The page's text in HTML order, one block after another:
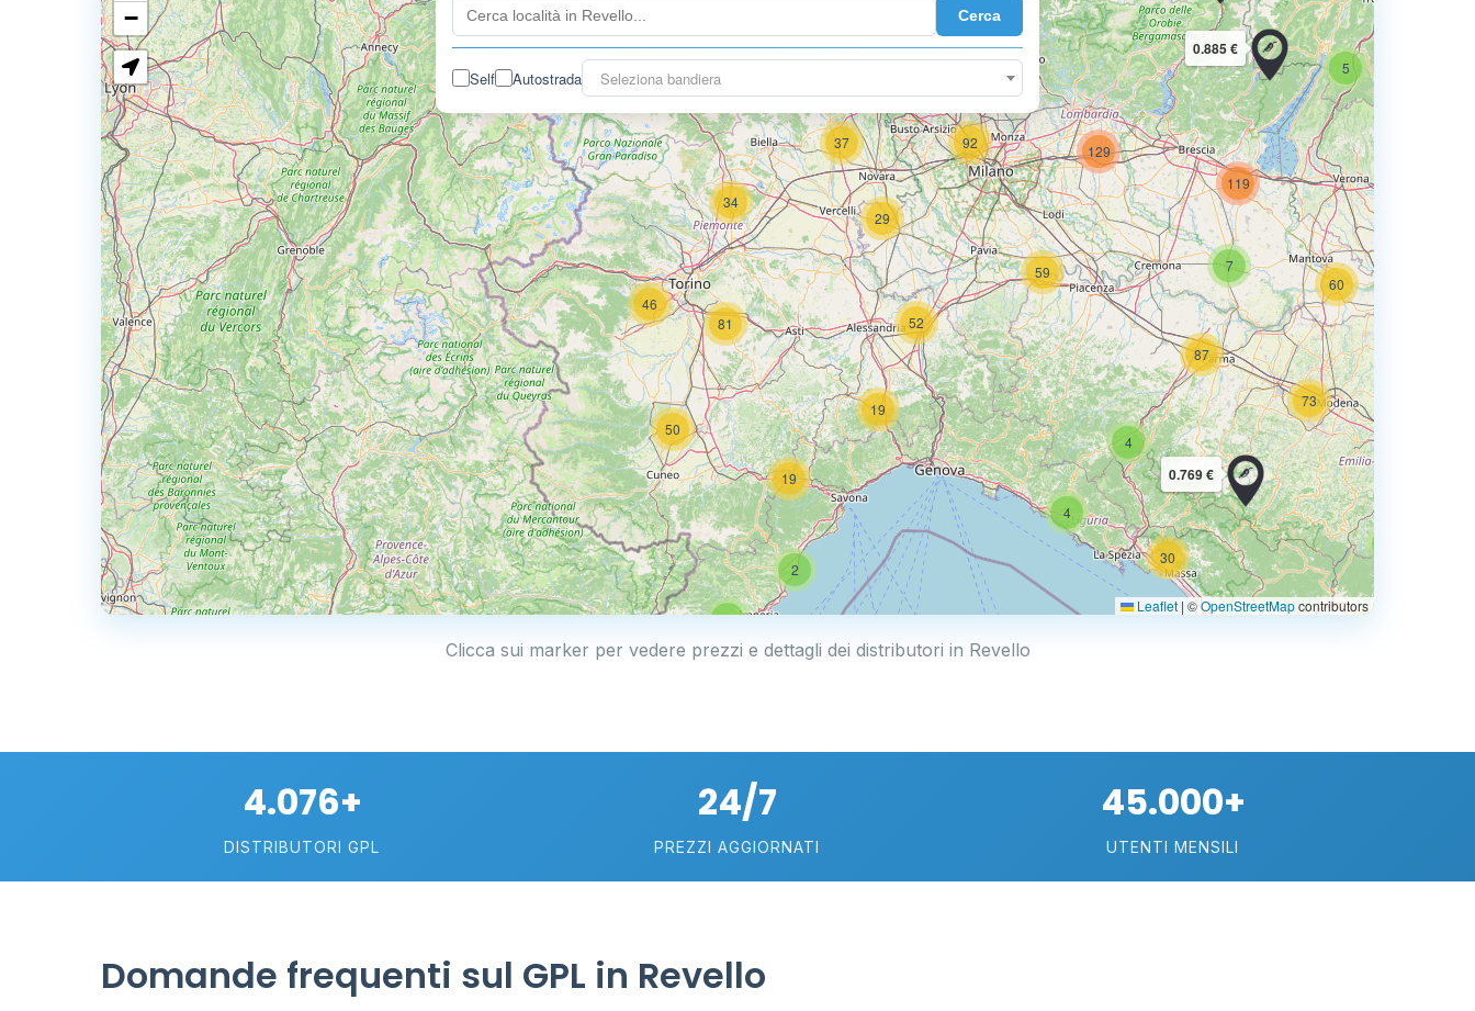
Cerca
Self Autostrada Seleziona bandiera
34
3
37
2
46
5
50
4
29
19
52
19
81
5
4
87
92
59 7
129
119
60
73
30
0.885 €
0.769 €
−
Leaflet | ©OpenStreetMapcontributors
Clicca sui marker per vedere prezzi e dettagli dei distributori in Revello
4.076+
DISTRIBUTORI GPL
24/7
PREZZI AGGIORNATI
45.000+
UTENTI MENSILI
Domande frequenti sul GPL in Revello